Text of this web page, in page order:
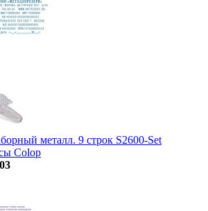
металл. 9 строк S2600-Set
Colop